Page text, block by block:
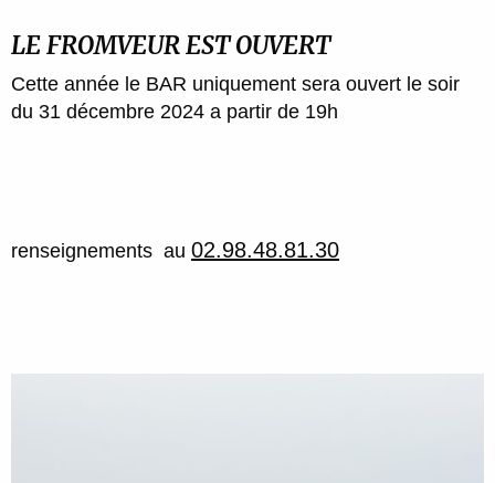
LE FROMVEUR EST OUVERT
Cette année le BAR uniquement sera ouvert le soir
du 31 décembre 2024 a partir de 19h
renseignements au 02.98.48.81.30